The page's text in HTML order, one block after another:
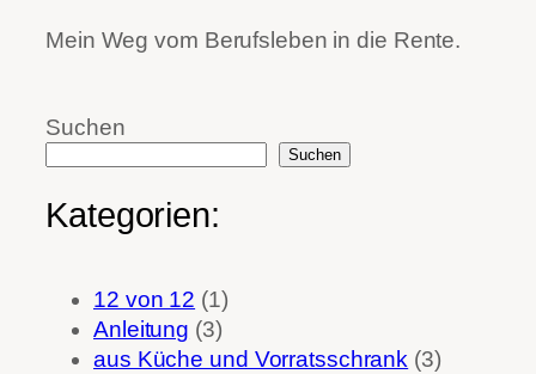
Mein Weg vom Berufsleben in die Rente.
Suchen
Suchen
Kategorien:
12 von 12 (1)
Anleitung (3)
aus Küche und Vorratsschrank (3)